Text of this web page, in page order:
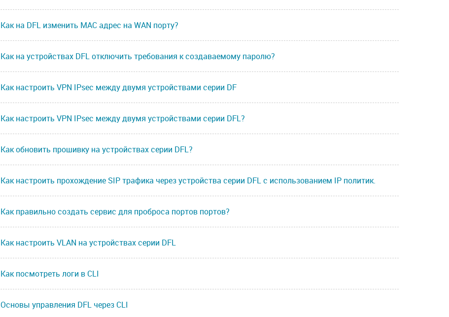
Как на DFL изменить MAC адрес на WAN порту?
Как на устройствах DFL отключить требования к создаваемому паролю?
Как настроить VPN IPsec между двумя устройствами серии DF
Как настроить VPN IPsec между двумя устройствами серии DFL?
Как обновить прошивку на устройствах серии DFL?
Как настроить прохождение SIP трафика через устройства серии DFL с использованием IP политик.
Как правильно создать сервис для проброса портов портов?
Как настроить VLAN на устройствах серии DFL
Как посмотреть логи в CLI
Основы управления DFL через CLI